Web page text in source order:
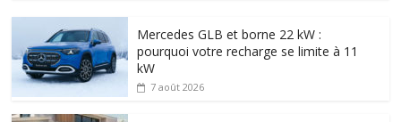
Mercedes GLB et borne 22 kW :
pourquoi votre recharge se limite à 11
kW
7 août 2026